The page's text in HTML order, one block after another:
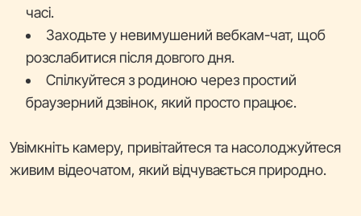
часі.
Заходьте у невимушений вебкам-чат, щоб
розслабитися після довгого дня.
Спілкуйтеся з родиною через простий
браузерний дзвінок, який просто працює.
Увімкніть камеру, привітайтеся та насолоджуйтеся
живим відеочатом, який відчувається природно.